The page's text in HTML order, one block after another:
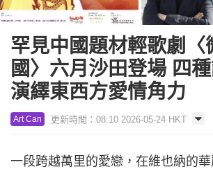
罕見中國題材輕歌劇〈
國〉六月沙田登場 四
演繹東西方愛情角力
Art Can 更新時間：08:10 2026-05-24 HKT
一段跨越萬里的愛戀，在維也納的